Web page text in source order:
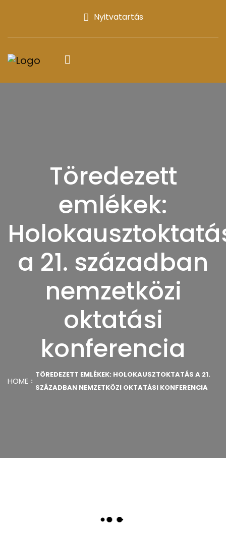
Nyitvatartás
Töredezett
emlékek:
a 21. században
nemzetközi
oktatási
konferencia
HOME
TÖREDEZETT EMLÉKEK: HOLOKAUSZTOKTATÁS A 21.
SZÁZADBAN NEMZETKÖZI OKTATÁSI KONFERENCIA